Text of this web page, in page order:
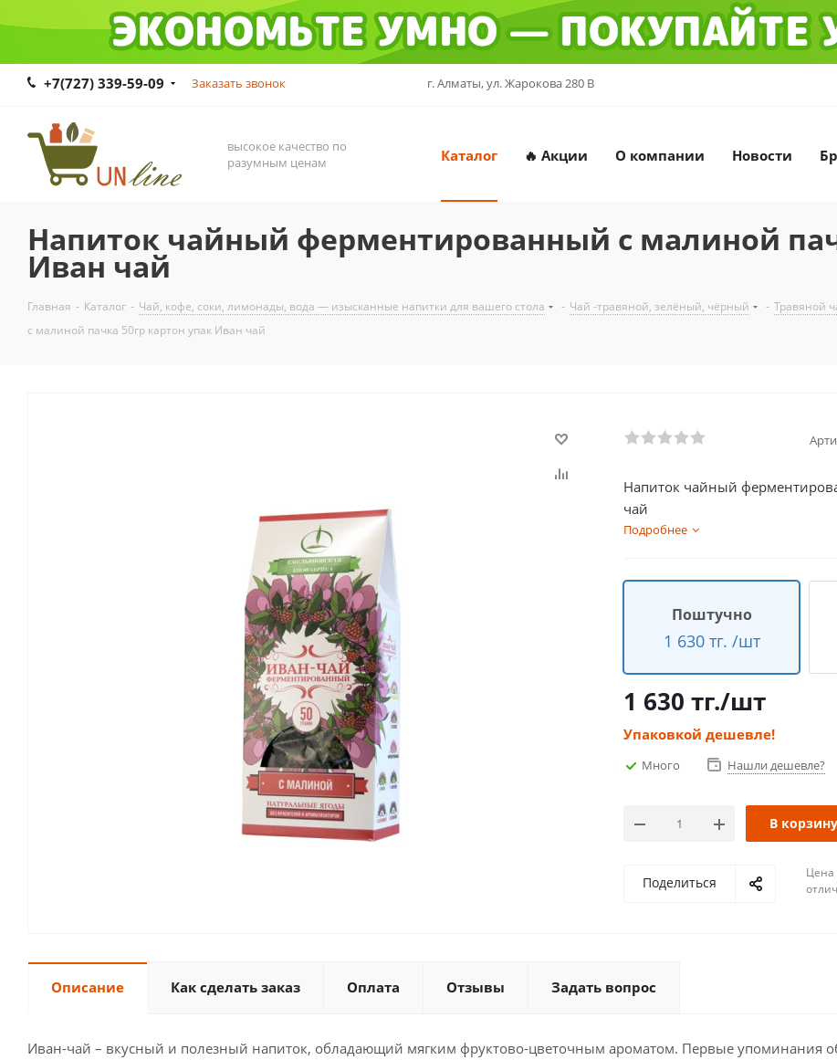
+7(727) 339-59-09 Заказать звонок г. Алматы, ул. Жарокова 280 В
высокое качество по
разумным ценам
Каталог 🔥 Акции О компании Новости
Напиток чайный ферментированный с малиной
Иван чай
Главная - Каталог - Чай, кофе, соки, лимонады, вода — изысканные напитки для вашего стола - Чай -травяной, зелёный, чёрный - Травяной
с малиной пачка 50гр картон упак Иван чай
Напиток чайный
чай
Подробнее
Поштучно
1 630 тг. /шт
1 630 тг./шт
Упаковкой дешевле!
Много Нашли дешевле?
В корзину
Поделиться
Цена
Описание Как сделать заказ Оплата Отзывы Задать вопрос
Иван-чай – вкусный и полезный напиток, обладающий мягким фруктово-цветочным ароматом. Первые упоминания